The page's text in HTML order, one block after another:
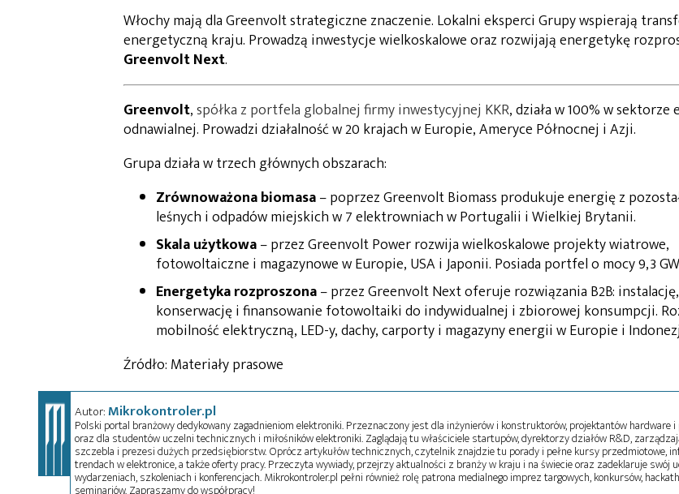
Włochy mają dla Greenvolt strategiczne znaczenie. Lokalni eksperci Grupy wspierają
energetyczną kraju. Prowadzą inwestycje wielkoskalowe oraz rozwijają energetykę
Greenvolt Next.
Greenvolt,spółka z portfela globalnej firmy inwestycyjnej KKR, działa w 100% w sektorze
odnawialnej. Prowadzi działalność w 20 krajach w Europie, Ameryce Północnej i Azji.
Grupa działa w trzech głównych obszarach:
Zrównoważona biomasa– poprzez Greenvolt Biomass produkuje energię z
leśnych i odpadów miejskich w 7 elektrowniach w Portugalii i Wielkiej Brytanii.
Skala użytkowa– przez Greenvolt Power rozwija wielkoskalowe projekty wiatrowe,
fotowoltaiczne i magazynowe w Europie, USA i Japonii. Posiada portfel o mocy 9,3
Energetyka rozproszona– przez Greenvolt Next oferuje rozwiązania B2B: instalację,
konserwację i finansowanie fotowoltaiki do indywidualnej i zbiorowej konsumpcji.
mobilność elektryczną, LED-y, dachy, carporty i magazyny energii w Europie i
Źródło: Materiały prasowe
Autor:Mikrokontroler.pl
Polski portal branżowy dedykowany zagadnieniom elektroniki. Przeznaczony jest dla inżynierów i konstruktorów, projektantów hardware
oraz dla studentów uczelni technicznych i miłośników elektroniki. Zaglądają tu właściciele startupów, dyrektorzy działów R&D,
szczebla i prezesi dużych przedsiębiorstw. Oprócz artykułów technicznych, czytelnik znajdzie tu porady i pełne kursy przedmiotowe,
trendach w elektronice, a także oferty pracy. Przeczyta wywiady, przejrzy aktualności z branży w kraju i na świecie oraz zadeklaruje swój
wydarzeniach, szkoleniach i konferencjach. Mikrokontroler.pl pełni również rolę patrona medialnego imprez targowych, konkursów,
seminariów. Zapraszamy do współpracy!